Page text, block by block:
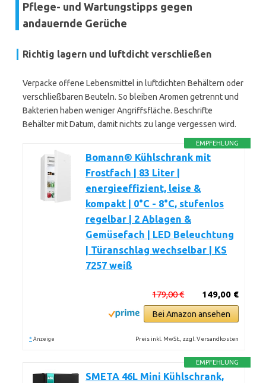
Pflege- und Wartungstipps gegen
andauernde Gerüche
Richtig lagern und luftdicht verschließen
Verpacke offene Lebensmittel in luftdichten Behältern oder
verschließbaren Beuteln. So bleiben Aromen getrennt und
Bakterien haben weniger Angriffsfläche. Beschrifte
Behälter mit Datum, damit nichts zu lange vergessen wird.
EMPFEHLUNG
Bomann® Kühlschrank mit
Frostfach | 83 Liter |
energieeffizient, leise &
kompakt | 0°C - 8°C, stufenlos
regelbar | 2 Ablagen &
Gemüsefach | LED Beleuchtung
| Türanschlag wechselbar | KS
7257 weiß
149,00 €
179,00 €
Bei Amazon ansehen
* Anzeige Preis inkl. MwSt., zzgl. Versandkosten
EMPFEHLUNG
SMETA 46L Mini Kühlschrank,